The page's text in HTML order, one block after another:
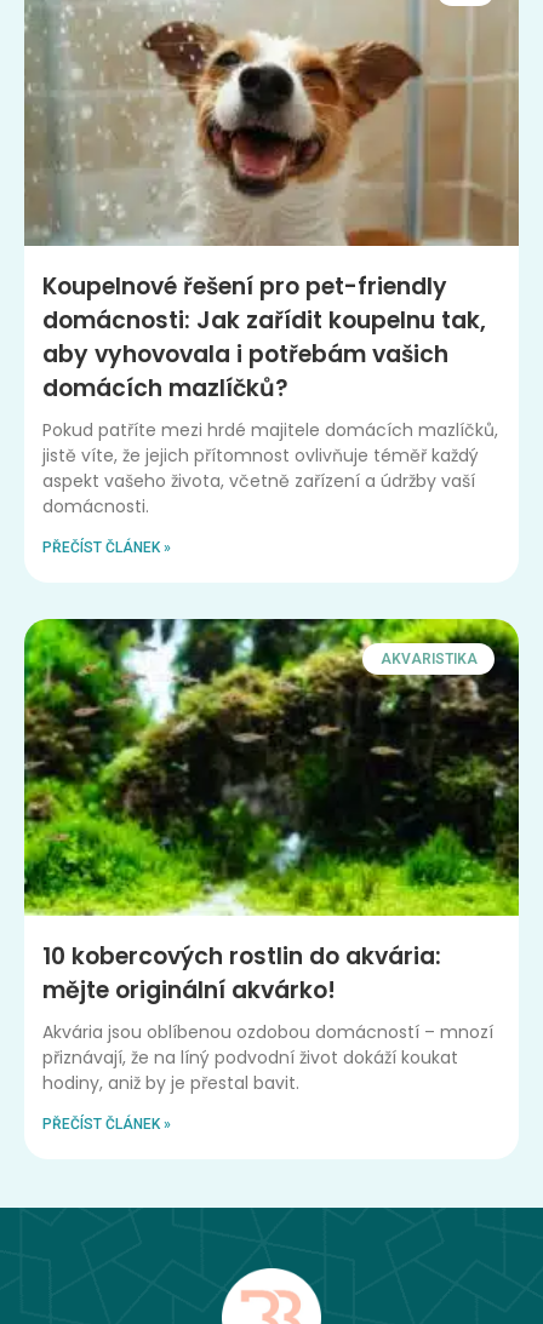
Koupelnové řešení pro pet-friendly
domácnosti: Jak zařídit koupelnu tak,
aby vyhovovala i potřebám vašich
domácích mazlíčků?
Pokud patříte mezi hrdé majitele domácích mazlíčků,
jistě víte, že jejich přítomnost ovlivňuje téměř každý
aspekt vašeho života, včetně zařízení a údržby vaší
domácnosti.
PŘEČÍST ČLÁNEK »
AKVARISTIKA
10 kobercových rostlin do akvária:
mějte originální akvárko!
Akvária jsou oblíbenou ozdobou domácností – mnozí
přiznávají, že na líný podvodní život dokáží koukat
hodiny, aniž by je přestal bavit.
PŘEČÍST ČLÁNEK »